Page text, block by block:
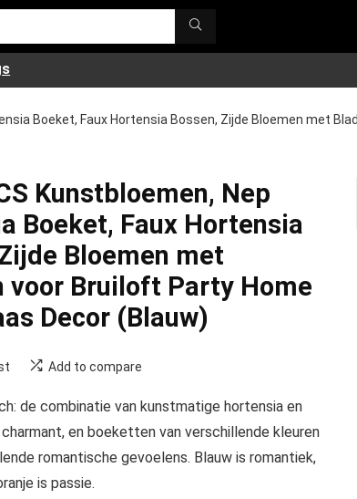
Boeket, Faux Hortensia Bossen, Zijde Bloemen met
Kunstbloemen, Nep
Boeket, Faux Hortensia
Bloemen met
voor Bruiloft Party Home
Decor (Blauw)
Add to compare
de combinatie van kunstmatige hortensia en
en boeketten van verschillende kleuren
romantische gevoelens. Blauw is romantiek,
is passie.